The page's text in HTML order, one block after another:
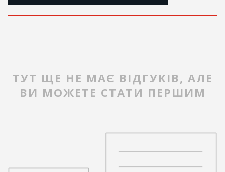
ТУТ ЩЕ НЕ МАЄ ВІДГУКІВ, АЛЕ
ВИ МОЖЕТЕ СТАТИ ПЕРШИМ